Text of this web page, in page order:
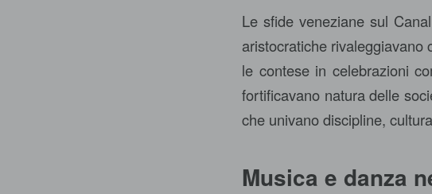
Le sfide veneziane sul
aristocratiche
le contese in celebrazioni
fortificavano natura delle
che univano discipline,
Musica e danza